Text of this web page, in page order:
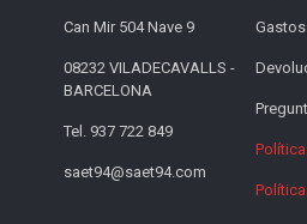
Can Mir 504 Nave 9
08232 VILADECAVALLS -
BARCELONA
Tel. 937 722 849
saet94@saet94.com